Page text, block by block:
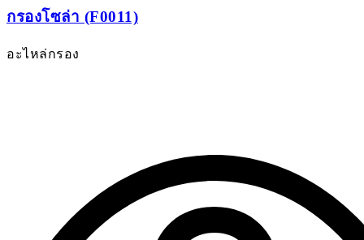
กรองโซล่า (F0011)
อะไหล่กรอง